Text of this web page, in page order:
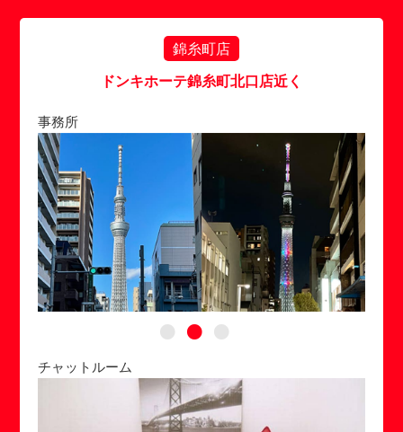
錦糸町店
ドンキホーテ錦糸町北口店近く
事務所
チャットルーム